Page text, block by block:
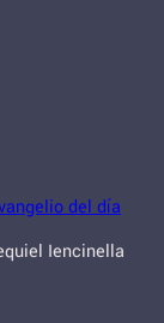
del día
Iencinella